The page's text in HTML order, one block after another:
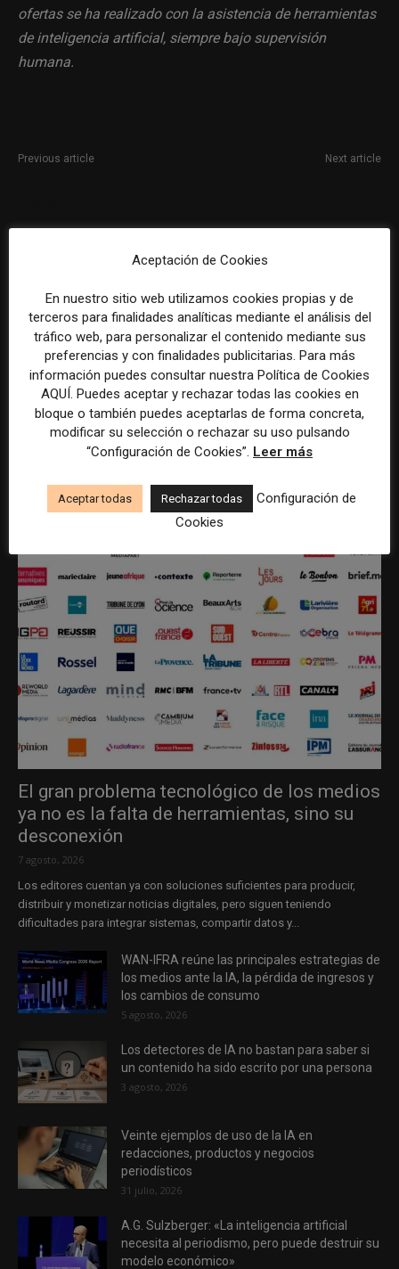
ofertas se ha realizado con la asistencia de herramientas
de inteligencia artificial, siempre bajo supervisión
humana.
Previous article Next article
REDACCIÓN
El gran problema tecnológico de los medios
ya no es la falta de herramientas, sino su
desconexión
7 agosto, 2026
Los editores cuentan ya con soluciones suficientes para producir,
distribuir y monetizar noticias digitales, pero siguen teniendo
dificultades para integrar sistemas, compartir datos y...
WAN-IFRA reúne las principales estrategias de
los medios ante la IA, la pérdida de ingresos y
los cambios de consumo
5 agosto, 2026
Los detectores de IA no bastan para saber si
un contenido ha sido escrito por una persona
3 agosto, 2026
Veinte ejemplos de uso de la IA en
redacciones, productos y negocios
periodísticos
31 julio, 2026
A.G. Sulzberger: «La inteligencia artificial
necesita al periodismo, pero puede destruir su
modelo económico»
Aceptación de Cookies
En nuestro sitio web utilizamos cookies propias y de
terceros para finalidades analíticas mediante el análisis del
tráfico web, para personalizar el contenido mediante sus
preferencias y con finalidades publicitarias. Para más
información puedes consultar nuestra Política de Cookies
AQUÍ. Puedes aceptar y rechazar todas las cookies en
bloque o también puedes aceptarlas de forma concreta,
modificar su selección o rechazar su uso pulsando
“Configuración de Cookies”. Leer más
Aceptar todas Rechazar todas
Configuración de
Cookies